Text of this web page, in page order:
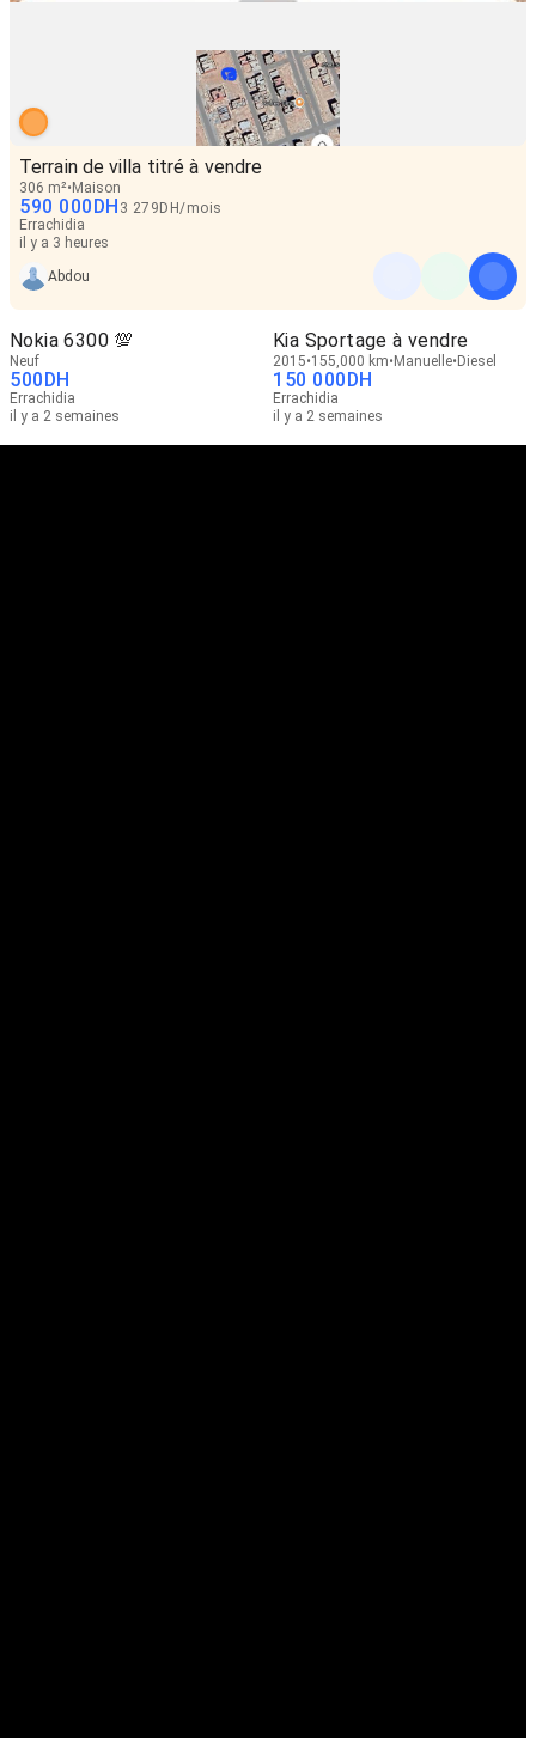
Terrain de villa titré à vendre
306 m² Maison
590 000DH 3 279 DH/mois
Errachidia
il y a 3 heures
Abdou
Nokia 6300 💯
Neuf
500DH
Errachidia
il y a 2 semaines
Kia Sportage à vendre
2015 155,000 km Manuelle Diesel
150 000DH
Errachidia
il y a 2 semaines